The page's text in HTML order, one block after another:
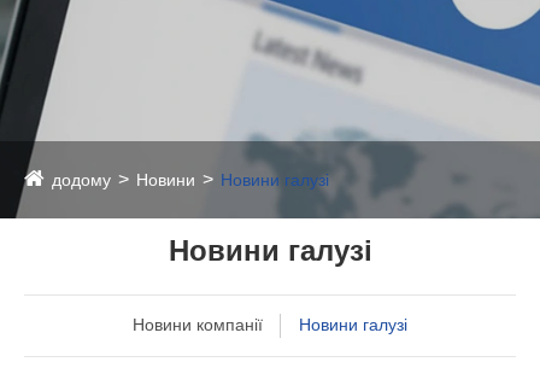
додому Новини Новини галузі
Новини галузі
Новини компанії Новини галузі